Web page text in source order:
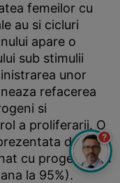
femeilor cu
au si cicluri
apare o
sub stimulii
unor
refacerea
si
a proliferarii. O
de
cu progesteron
la 95%).
?